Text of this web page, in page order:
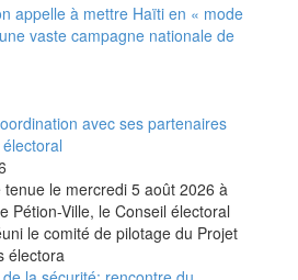
appelle à mettre Haïti en « mode
vaste campagne nationale de
avec ses partenaires
le mercredi 5 août 2026 à
Pétion-Ville, le Conseil électoral
le comité de pilotage du Projet
électora